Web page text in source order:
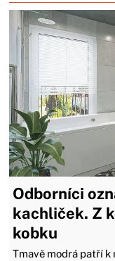
Odborníci
kachliček. Z
kobku
Tmavě modrá patří